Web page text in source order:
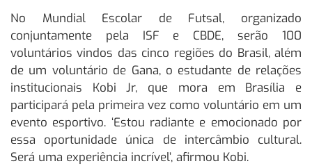
No Mundial Escolar de Futsal, organizado
conjuntamente pela ISF e CBDE, serão 100
voluntários vindos das cinco regiões do Brasil, além
de um voluntário de Gana, o estudante de relações
institucionais Kobi Jr, que mora em Brasília e
participará pela primeira vez como voluntário em um
evento esportivo. ‘Estou radiante e emocionado por
essa oportunidade única de intercâmbio cultural.
Será uma experiência incrível’, afirmou Kobi.